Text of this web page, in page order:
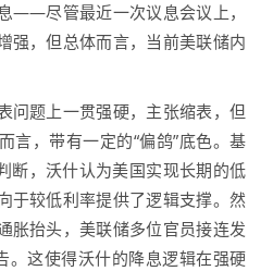
——尽管最近一次议息会议上，
强，但总体而言，当前美联储内
题上一贯强硬，主张缩表，但
言，带有一定的“偏鸽”底色。基
断，沃什认为美国实现长期的低
于较低利率提供了逻辑支撑。然
胀抬头，美联储多位官员接连发
。这使得沃什的降息逻辑在强硬